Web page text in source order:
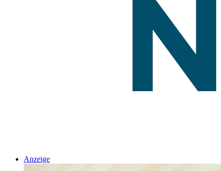
Anzeige